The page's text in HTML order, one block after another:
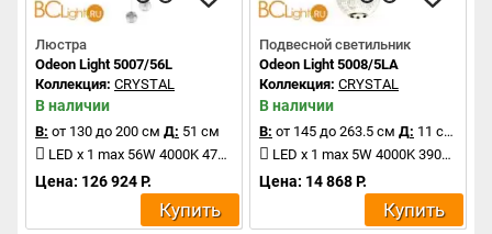
Люстра
Odeon Light 5007/56L
Коллекция: CRYSTAL
В наличии
В: от 130 до 200 см Д: 51 см
LED x 1 max 56W 4000K 4711Lm
Цена: 126 924 Р.
Купить
Подвесной светильник
Odeon Light 5008/5LA
Коллекция: CRYSTAL
В наличии
В: от 145 до 263.5 см Д: 11 см
LED x 1 max 5W 4000K 390Lm
Цена: 14 868 Р.
Купить